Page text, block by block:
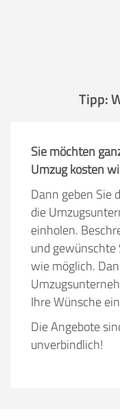
Tipp:
Sie möchten
Umzug kosten
Dann geben Sie
die
einholen.
und gewünschte
wie möglich.
Ihre Wünsche
Die Angebote
unverbindlich!